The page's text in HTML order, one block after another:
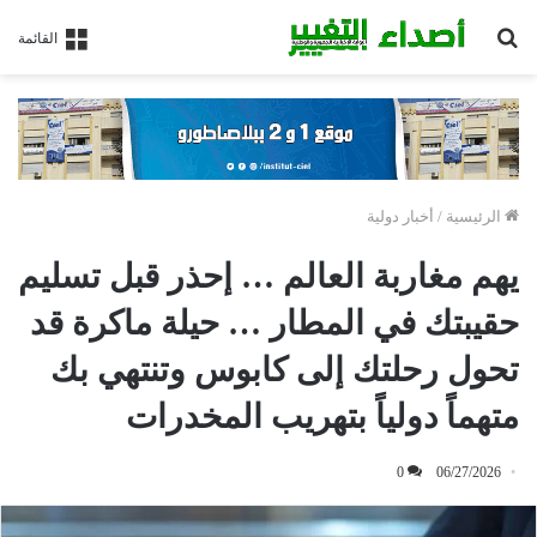
القائمة
الرئيسية / أخبار دولية
يهم مغاربة العالم … إحذر قبل تسليم
حقيبتك في المطار … حيلة ماكرة قد
تحول رحلتك إلى كابوس وتنتهي بك
متهماً دولياً بتهريب المخدرات
06/27/2026
0